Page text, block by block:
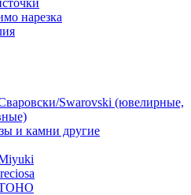
нарезка
Swarovski (ювелирные,
и камни другие